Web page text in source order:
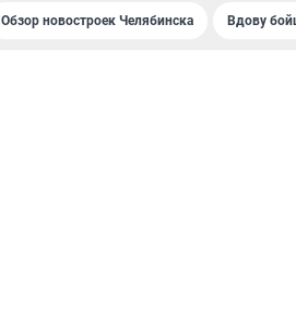
Обзор новостроек Челябинска Вдову